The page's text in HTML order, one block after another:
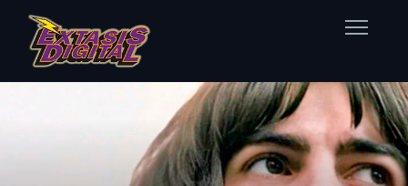
Nuestras Estaciones